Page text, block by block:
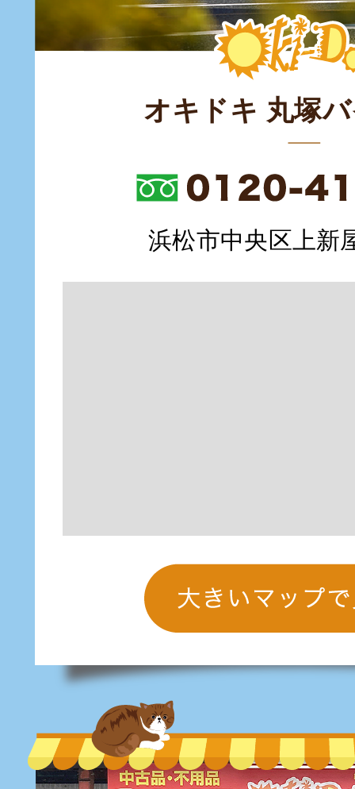
オキドキ 丸塚
浜松市中央区上新